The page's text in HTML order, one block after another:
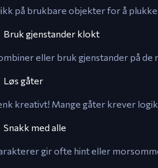
spill
på brukbare objekter for å
Bruk gjenstander klokt
eller bruk gjenstander på
Løs gåter
kreativt! Mange gåter krever
Snakk med alle
gir ofte hint eller